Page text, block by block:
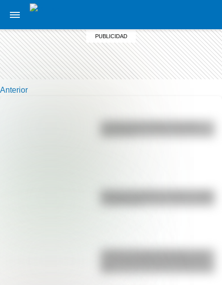
Anterior
Bandera de Bolivia: historia, origen
Castillo de Rafael Obligado, una